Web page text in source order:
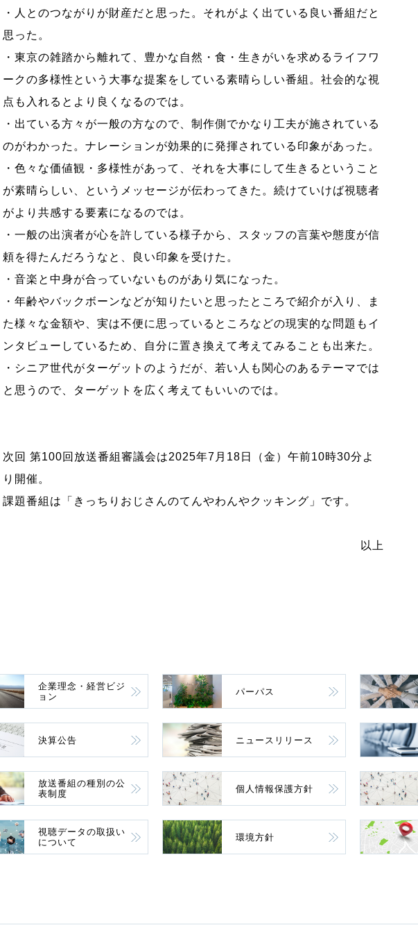
・人とのつながりが財産だと思った。それがよく出ている良い番組だと
思った。
・東京の雑踏から離れて、豊かな自然・食・生きがいを求めるライフワ
ークの多様性という大事な提案をしている素晴らしい番組。社会的な視
点も入れるとより良くなるのでは。
・出ている方々が一般の方なので、制作側でかなり工夫が施されている
のがわかった。ナレーションが効果的に発揮されている印象があった。
・色々な価値観・多様性があって、それを大事にして生きるということ
が素晴らしい、というメッセージが伝わってきた。続けていけば視聴者
がより共感する要素になるのでは。
・一般の出演者が心を許している様子から、スタッフの言葉や態度が信
頼を得たんだろうなと、良い印象を受けた。
・音楽と中身が合っていないものがあり気になった。
・年齢やバックボーンなどが知りたいと思ったところで紹介が入り、ま
た様々な金額や、実は不便に思っているところなどの現実的な問題もイ
ンタビューしているため、自分に置き換えて考えてみることも出来た。
・シニア世代がターゲットのようだが、若い人も関心のあるテーマでは
と思うので、ターゲットを広く考えてもいいのでは。
次回 第100回放送番組審議会は2025年7月18日（金）午前10時30分よ
り開催。
課題番組は「きっちりおじさんのてんやわんやクッキング」です。
以上
企業理念・経営ビジ
ョン
パーパス
決算公告 ニュースリリース
放送番組の種別の公
表制度
個人情報保護方針
視聴データの取扱い
について
環境方針